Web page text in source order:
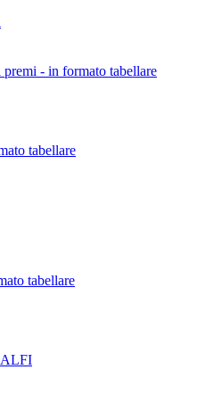
- in formato tabellare
tabellare
tabellare